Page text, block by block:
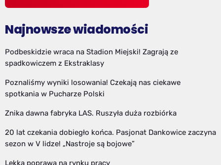
Najnowsze wiadomości
Podbeskidzie wraca na Stadion Miejski! Zagrają ze
spadkowiczem z Ekstraklasy
Poznaliśmy wyniki losowania! Czekają nas ciekawe
spotkania w Pucharze Polski
Znika dawna fabryka LAS. Ruszyła duża rozbiórka
20 lat czekania dobiegło końca. Pasjonat Dankowice zaczyna
sezon w V lidze! „Nastroje są bojowe”
Lekka poprawa na rynku pracy